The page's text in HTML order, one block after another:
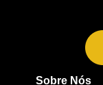
Sobre Nós